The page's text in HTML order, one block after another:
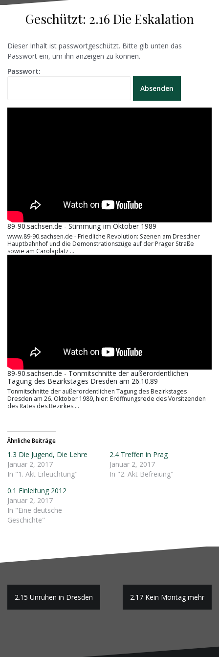
Geschützt: 2.16 Die Eskalation
Dieser Inhalt ist passwortgeschützt. Bitte gib unten das
Passwort ein, um ihn anzeigen zu können.
Passwort:
89-90.sachsen.de - Stimmung im Oktober 1989
www.89-90.sachsen.de - Friedliche Revolution: Szenen am Dresdner
Hauptbahnhof und die Demonstrationszüge auf der Prager Straße
sowie am Carolaplatz ...
89-90.sachsen.de - Tonmitschnitte der außerordentlichen
Tagung des Bezirkstages Dresden am 26.10.89
Tonmitschnitte der außerordentlichen Tagung des Bezirkstages
Dresden am 26. Oktober 1989, hier: Eröffnungsrede des Vorsitzenden
des Rates des Bezirkes ...
Ähnliche Beiträge
1.3 Die Jugend, Die Lehre
Januar 2, 2017
In "1. Akt Erleuchtung"
2.4 Treffen in Prag
Januar 2, 2017
In "2. Akt Befreiung"
0.1 Einleitung 2012
Januar 2, 2017
In "Eine deutsche
Geschichte"
Beitragsnavigation
2.15 Unruhen in Dresden 2.17 Kein Montag mehr